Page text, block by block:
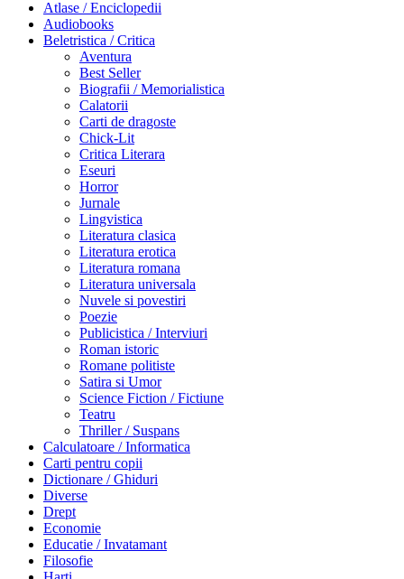
Atlase / Enciclopedii
Audiobooks
Beletristica / Critica
Aventura
Best Seller
Biografii / Memorialistica
Calatorii
Carti de dragoste
Chick-Lit
Critica Literara
Eseuri
Horror
Jurnale
Lingvistica
Literatura clasica
Literatura erotica
Literatura romana
Literatura universala
Nuvele si povestiri
Poezie
Publicistica / Interviuri
Roman istoric
Romane politiste
Satira si Umor
Science Fiction / Fictiune
Teatru
Thriller / Suspans
Calculatoare / Informatica
Carti pentru copii
Dictionare / Ghiduri
Diverse
Drept
Economie
Educatie / Invatamant
Filosofie